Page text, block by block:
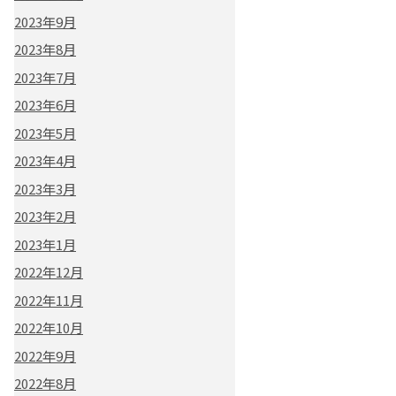
2023年9月
2023年8月
2023年7月
2023年6月
2023年5月
2023年4月
2023年3月
2023年2月
2023年1月
2022年12月
2022年11月
2022年10月
2022年9月
2022年8月